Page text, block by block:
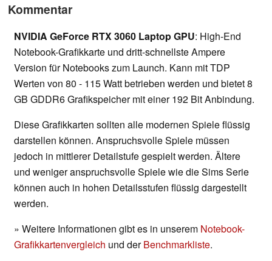
Kommentar
NVIDIA GeForce RTX 3060 Laptop GPU: High-End
Notebook-Grafikkarte und dritt-schnellste Ampere
Version für Notebooks zum Launch. Kann mit TDP
Werten von 80 - 115 Watt betrieben werden und bietet 8
GB GDDR6 Grafikspeicher mit einer 192 Bit Anbindung.
Diese Grafikkarten sollten alle modernen Spiele flüssig
darstellen können. Anspruchsvolle Spiele müssen
jedoch in mittlerer Detailstufe gespielt werden. Ältere
und weniger anspruchsvolle Spiele wie die Sims Serie
können auch in hohen Detailsstufen flüssig dargestellt
werden.
» Weitere Informationen gibt es in unserem Notebook-
Grafikkartenvergleich und derBenchmarkliste.